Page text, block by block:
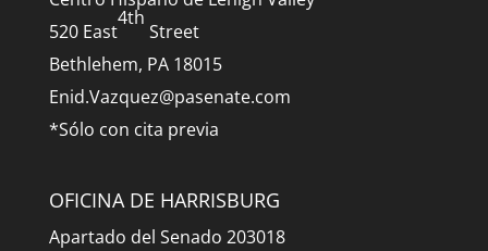
520 East
4th
Street
Bethlehem, PA 18015
Enid.Vazquez@pasenate.com
*Sólo con cita previa
OFICINA DE HARRISBURG
Apartado del Senado 203018